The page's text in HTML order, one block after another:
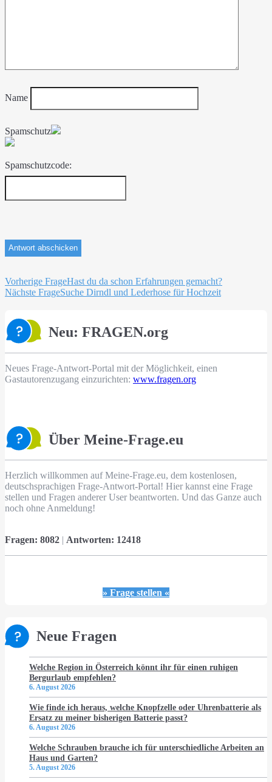
Name
Spamschutz
Spamschutzcode:
Beitragsnavigation
Vorherige FrageHast du da schon Erfahrungen gemacht?
Nächste FrageSuche Dirndl und Lederhose für Hochzeit
Neu: FRAGEN.org
Neues Frage-Antwort-Portal mit der Möglichkeit, einen
Gastautorenzugang einzurichten: www.fragen.org
Über Meine-Frage.eu
Herzlich willkommen auf Meine-Frage.eu, dem kostenlosen,
deutschsprachigen Frage-Antwort-Portal! Hier kannst eine Frage
stellen und Fragen anderer User beantworten. Und das Ganze auch
noch ohne Anmeldung!
Fragen: 8082 | Antworten: 12418
» Frage stellen «
Neue Fragen
Welche Region in Österreich könnt ihr für einen ruhigen
Bergurlaub empfehlen?
6. August 2026
Wie finde ich heraus, welche Knopfzelle oder Uhrenbatterie als
Ersatz zu meiner bisherigen Batterie passt?
6. August 2026
Welche Schrauben brauche ich für unterschiedliche Arbeiten an
Haus und Garten?
5. August 2026